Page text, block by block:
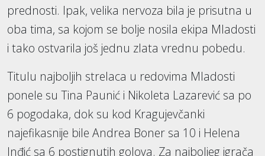
prednosti. Ipak, velika nervoza bila je prisutna u
oba tima, sa kojom se bolje nosila ekipa Mladosti
i tako ostvarila još jednu zlata vrednu pobedu.
Titulu najboljih strelaca u redovima Mladosti
ponele su Tina Paunić i Nikoleta Lazarević sa po
6 pogodaka, dok su kod Kragujevčanki
najefikasnije bile Andrea Boner sa 10 i Helena
Inđić sa 6 postignutih golova. Za najboljeg igrača